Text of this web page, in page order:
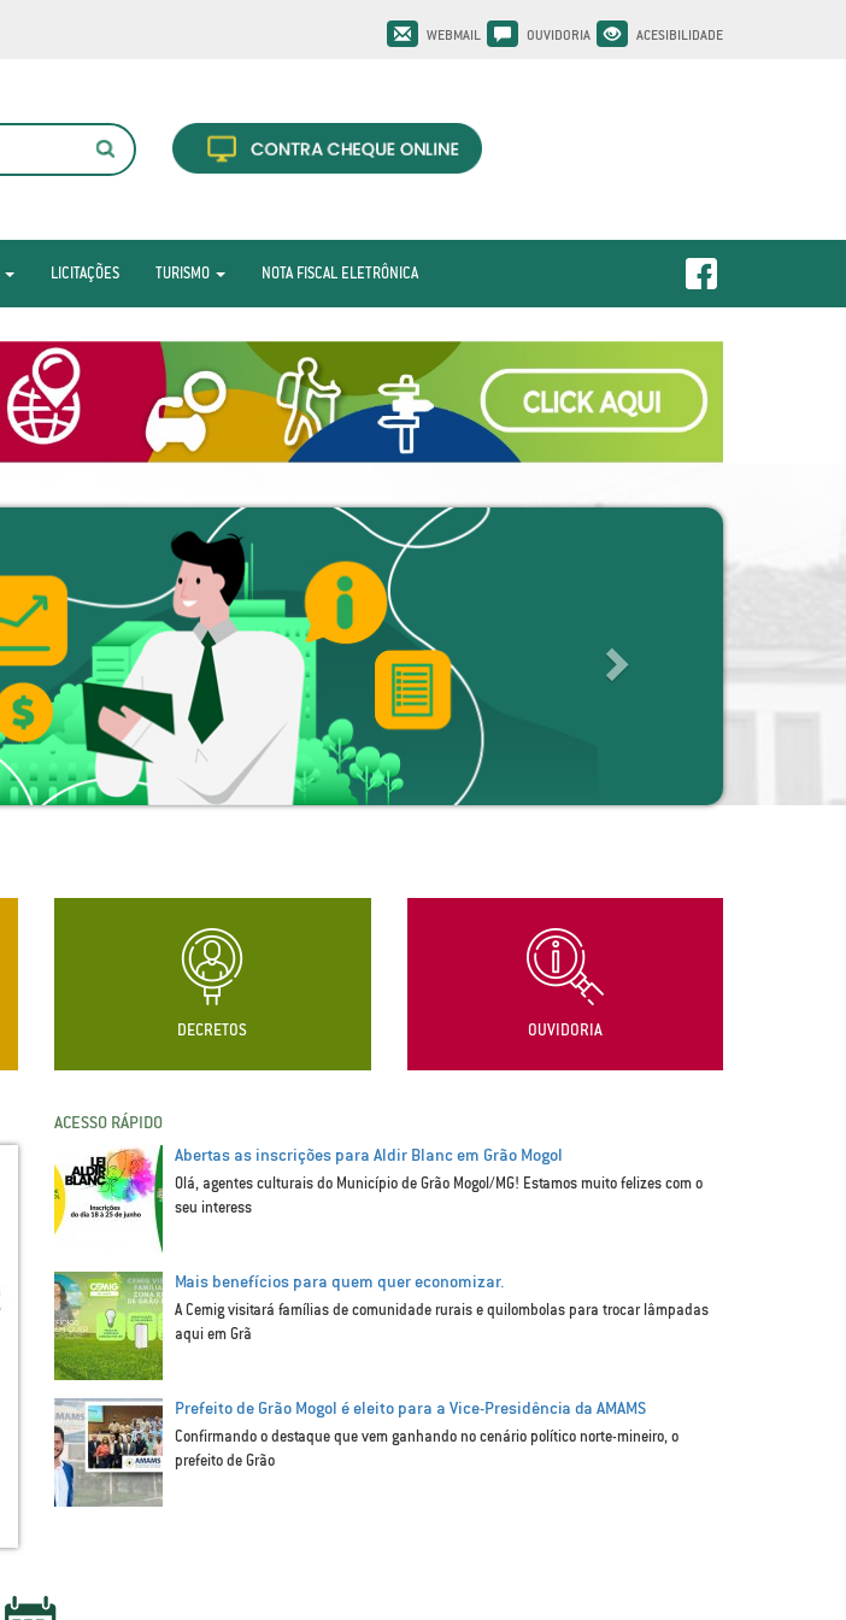
WEBMAIL OUVIDORIA ACESIBILIDADE
LICITAÇÕES TURISMO NOTA FISCAL ELETRÔNICA
DECRETOS OUVIDORIA
ACESSO RÁPIDO
Abertas as inscrições para Aldir Blanc em Grão Mogol
Olá, agentes culturais do Município de Grão Mogol/MG! Estamos muito felizes com o
seu interess
Mais benefícios para quem quer economizar.
A Cemig visitará famílias de comunidade rurais e quilombolas para trocar lâmpadas
aqui em Grã
Prefeito de Grão Mogol é eleito para a Vice-Presidência da AMAMS
Confirmando o destaque que vem ganhando no cenário político norte-mineiro, o
prefeito de Grão